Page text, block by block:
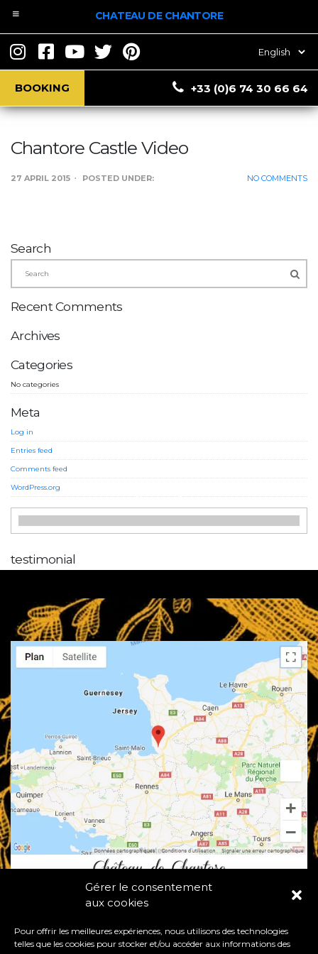
Gérer le consentement
aux cookies
Pour offrir les meilleures expériences, nous utilisons des technologies
telles que les cookies pour stocker et/ou accéder aux informations des
CHATEAU DE CHANTORE
BOOKING +33 (0)6 74 30 66 64
Choose
Chantore Castle
Video
Chantore Castle Video
27 APRIL 2015 POSTED UNDER: NO COMMENTS
Search
Recent Comments
Archives
Categories
No categories
Meta
Log in
Entries feed
Comments feed
WordPress.org
testimonial